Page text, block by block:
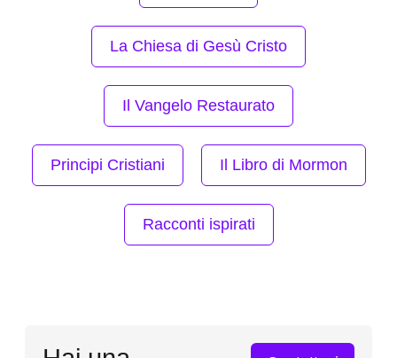
La Chiesa di Gesù Cristo
Il Vangelo Restaurato
Principi Cristiani Il Libro di Mormon
Racconti ispirati